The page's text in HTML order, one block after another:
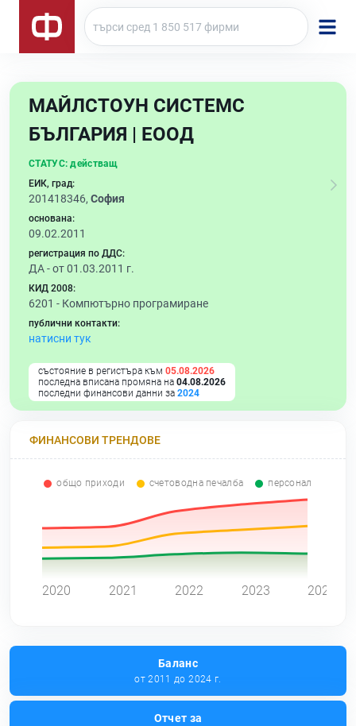
МАЙЛСТОУН СИСТЕМС
БЪЛГАРИЯ | ЕООД
СТАТУС: действащ
ЕИК, град:
201418346, София
основана:
09.02.2011
регистрация по ДДС:
ДА - от 01.03.2011 г.
КИД 2008:
6201 - Компютърно програмиране
публични контакти:
натисни тук
състояние в регистъра към 05.08.2026
последна вписана промяна на 04.08.2026
последни финансови данни за 2024
ФИНАНСОВИ ТРЕНДОВЕ
общо приходи счетоводна печалба персонал
2020 2021 2022 2023 2024
Баланс
от 2011 до 2024 г.
Отчет за